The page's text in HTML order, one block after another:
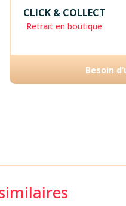
CLICK & COLLECT
Retrait en boutique
Besoin